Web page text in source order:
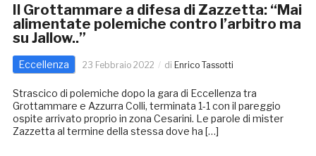
Il Grottammare a difesa di Zazzetta: “Mai
alimentate polemiche contro l’arbitro ma
su Jallow..”
Eccellenza 23 Febbraio 2022 di Enrico Tassotti
Strascico di polemiche dopo la gara di Eccellenza tra
Grottammare e Azzurra Colli, terminata 1-1 con il pareggio
ospite arrivato proprio in zona Cesarini. Le parole di mister
Zazzetta al termine della stessa dove ha […]